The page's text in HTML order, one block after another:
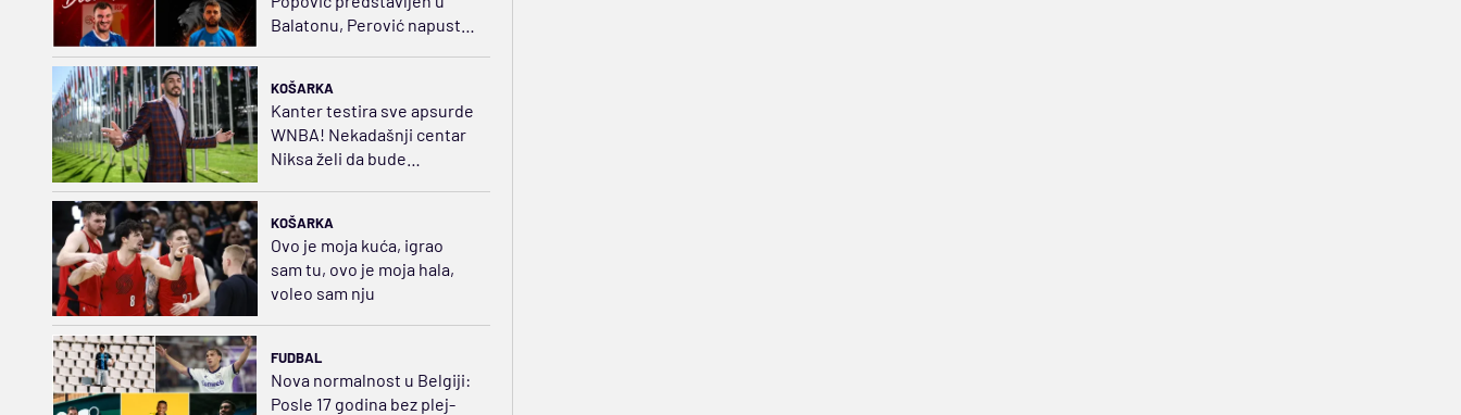
Balatonu, Perović napustio
KOŠARKA
Kanter testira sve apsurde
WNBA! Nekadašnji centar
Niksa želi da bude
KOŠARKA
Ovo je moja kuća, igrao
sam tu, ovo je moja hala,
voleo sam nju
FUDBAL
Nova normalnost u Belgiji:
Posle 17 godina bez plej-